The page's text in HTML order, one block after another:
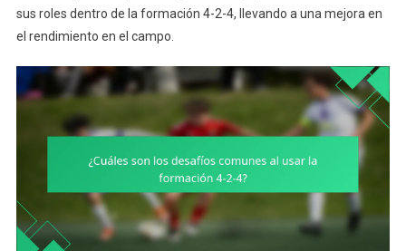
sus roles dentro de la formación 4-2-4, llevando a una mejora en
el rendimiento en el campo.